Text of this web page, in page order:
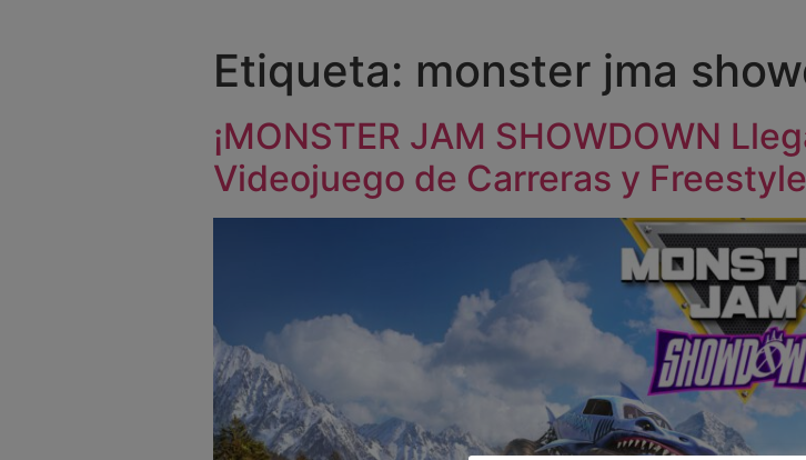
Etiqueta: monster jma
¡MONSTER JAM SHOWDOWN
Videojuego de Carreras y